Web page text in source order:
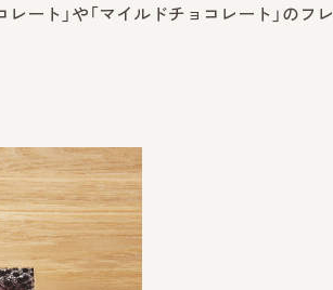
ート」や「マイルドチョコレート」のフレ